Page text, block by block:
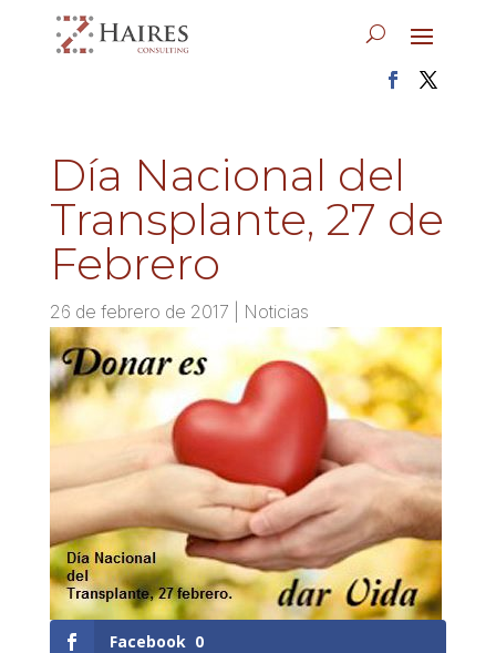
Día Nacional del
Transplante, 27 de
Febrero
26 de febrero de 2017 Noticias
Facebook 0